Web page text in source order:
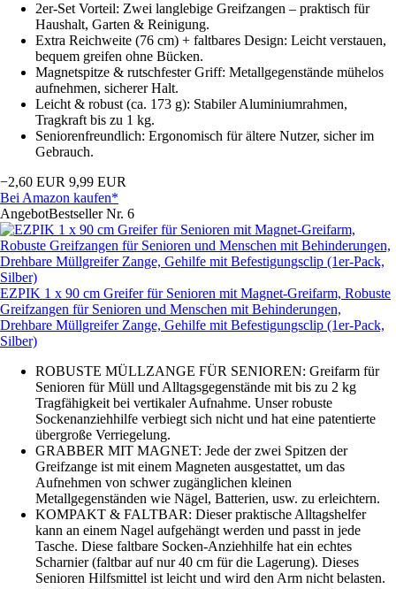
2er-Set Vorteil: Zwei langlebige Greifzangen – praktisch für
Haushalt, Garten & Reinigung.
Extra Reichweite (76 cm) + faltbares Design: Leicht verstauen,
bequem greifen ohne Bücken.
Magnetspitze & rutschfester Griff: Metallgegenstände mühelos
aufnehmen, sicherer Halt.
Leicht & robust (ca. 173 g): Stabiler Aluminiumrahmen,
Tragkraft bis zu 1 kg.
Seniorenfreundlich: Ergonomisch für ältere Nutzer, sicher im
Gebrauch.
−2,60 EUR 9,99 EUR
Bei Amazon kaufen*
AngebotBestseller Nr. 6
EZPIK 1 x 90 cm Greifer für Senioren mit Magnet-Greifarm, Robuste
Greifzangen für Senioren und Menschen mit Behinderungen,
Drehbare Müllgreifer Zange, Gehilfe mit Befestigungsclip (1er-Pack,
Silber)
ROBUSTE MÜLLZANGE FÜR SENIOREN: Greifarm für
Senioren für Müll und Alltagsgegenstände mit bis zu 2 kg
Tragfähigkeit bei vertikaler Aufnahme. Unser robuste
Sockenanziehhilfe verbiegt sich nicht und hat eine patentierte
übergroße Verriegelung.
GRABBER MIT MAGNET: Jede der zwei Spitzen der
Greifzange ist mit einem Magneten ausgestattet, um das
Aufnehmen von schwer zugänglichen kleinen
Metallgegenständen wie Nägel, Batterien, usw. zu erleichtern.
KOMPAKT & FALTBAR: Dieser praktische Alltagshelfer
kann an einem Nagel aufgehängt werden und passt in jede
Tasche. Diese faltbare Socken-Anziehhilfe hat ein echtes
Scharnier (faltbar auf nur 40 cm für die Lagerung). Dieses
Senioren Hilfsmittel ist leicht und wird den Arm nicht belasten.